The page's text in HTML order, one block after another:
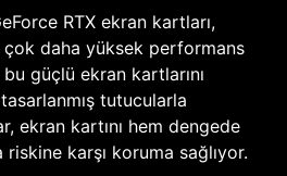
RTX ekran kartları,
çok daha yüksek performans
güçlü ekran kartlarını
tutucularla
ekran kartını hem dengede
karşı koruma sağlıyor.